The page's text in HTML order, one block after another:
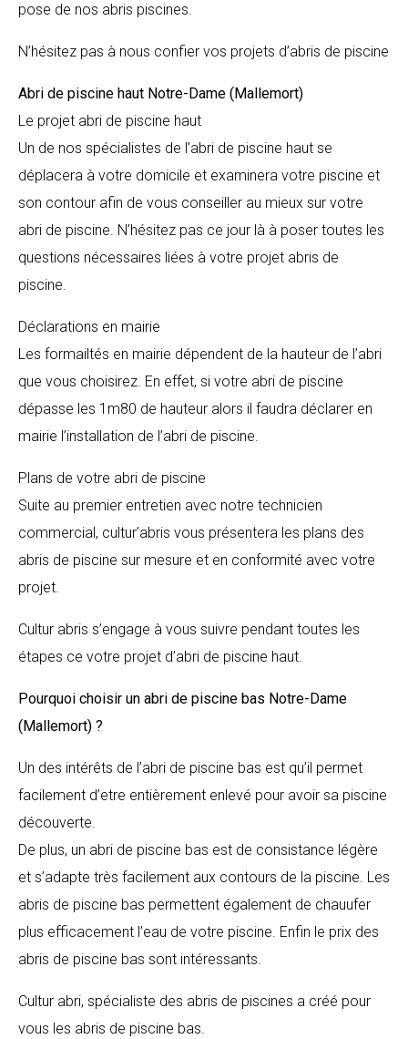
pose de nos abris piscines.
N’hésitez pas à nous confier vos projets d’abris de piscine
Abri de piscine haut Notre-Dame (Mallemort)
Le projet abri de piscine haut
Un de nos spécialistes de l’abri de piscine haut se
déplacera à votre domicile et examinera votre piscine et
son contour afin de vous conseiller au mieux sur votre
abri de piscine. N’hésitez pas ce jour là à poser toutes les
questions nécessaires liées à votre projet abris de
piscine.
Déclarations en mairie
Les formailtés en mairie dépendent de la hauteur de l’abri
que vous choisirez. En effet, si votre abri de piscine
dépasse les 1m80 de hauteur alors il faudra déclarer en
mairie l’installation de l’abri de piscine.
Plans de votre abri de piscine
Suite au premier entretien avec notre technicien
commercial, cultur’abris vous présentera les plans des
abris de piscine sur mesure et en conformité avec votre
projet.
Cultur abris s’engage à vous suivre pendant toutes les
étapes ce votre projet d’abri de piscine haut.
Pourquoi choisir un abri de piscine bas Notre-Dame
(Mallemort) ?
Un des intérêts de l’abri de piscine bas est qu’il permet
facilement d’etre entièrement enlevé pour avoir sa piscine
découverte.
De plus, un abri de piscine bas est de consistance légère
et s’adapte très facilement aux contours de la piscine. Les
abris de piscine bas permettent également de chauufer
plus efficacement l’eau de votre piscine. Enfin le prix des
abris de piscine bas sont intéressants.
Cultur abri, spécialiste des abris de piscines a créé pour
vous les abris de piscine bas.